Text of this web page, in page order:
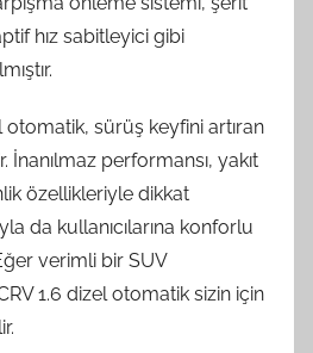
hız sabitleyici gibi
otomatik, sürüş keyfini artıran
performansı, yakıt
özellikleriyle dikkat
da kullanıcılarına konforlu
verimli bir SUV
1.6 dizel otomatik sizin için